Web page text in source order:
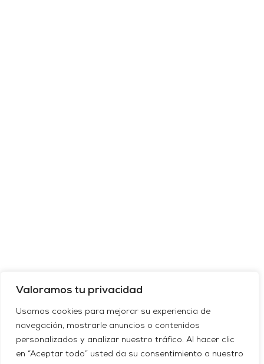
Valoramos tu privacidad
Usamos cookies para mejorar su experiencia de
navegación, mostrarle anuncios o contenidos
personalizados y analizar nuestro tráfico. Al hacer clic
en “Aceptar todo” usted da su consentimiento a nuestro